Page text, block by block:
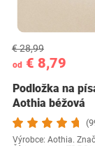
od € 8,79
€ 28,99
Podložka na
Aothia béžová
Výrobce: Aothia.